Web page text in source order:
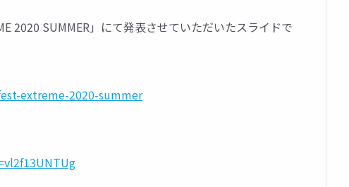
2020 SUMMER」にて発表させていただいたスライドで
extreme-2020-summer